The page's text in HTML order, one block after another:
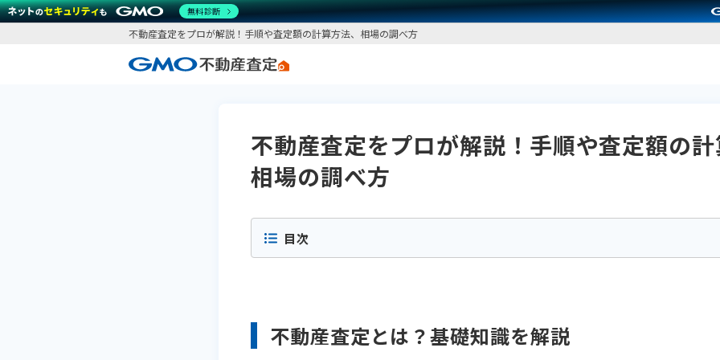
不動産査定をプロが解説！手順や査定額の計算方法、相場の調べ方
不動産査定をプロが解説！手順や査定額の
相場の調べ方
目次
不動産査定とは？基礎知識を解説
無料診断